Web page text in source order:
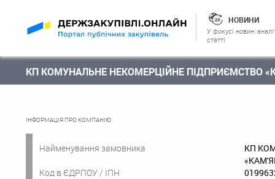
НОВИНИ
У фокусі новин:
статті
КП КОМУНАЛЬНЕ НЕКОМЕРЦІЙНЕ ПІДПРИЄМСТВО
ІНФОРМАЦІЯ ПРО КОМПАНІЮ
Найменування замовника
КП
Код в ЄДРПОУ / ІПН